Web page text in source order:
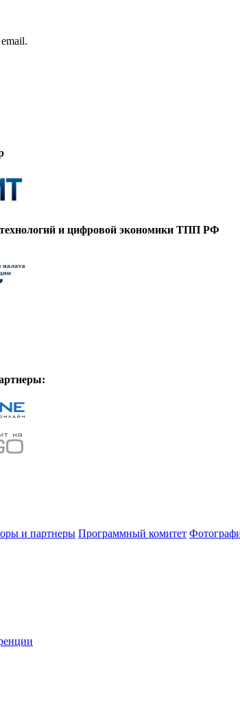
и цифровой экономики ТПП РФ
и партнеры Программный комитет